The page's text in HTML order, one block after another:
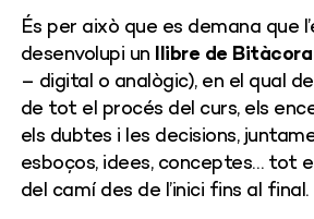
És per això que es demana que
desenvolupi un llibre de Bitàcora
– digital o analògic), en el qual
de tot el procés del curs, els
els dubtes i les decisions,
esboços, idees, conceptes… tot
del camí des de l’inici fins al final.